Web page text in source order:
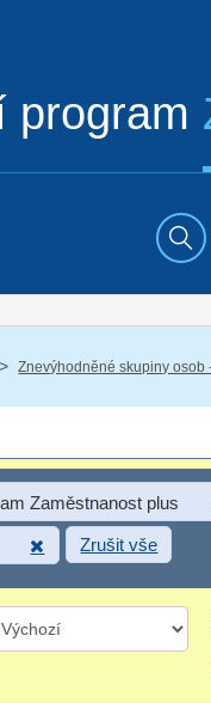
program
/ Znevýhodněné skupiny osob
Zaměstnanost plus
Zrušit vše